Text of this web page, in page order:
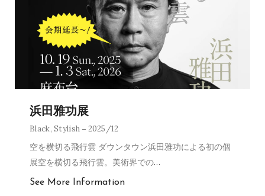
浜田雅功展
Black,Stylish 2025/12
空を横切る飛行雲 ダウンタウン浜田雅功による初の個
展空を横切る飛行雲。美術界での…
See More Information